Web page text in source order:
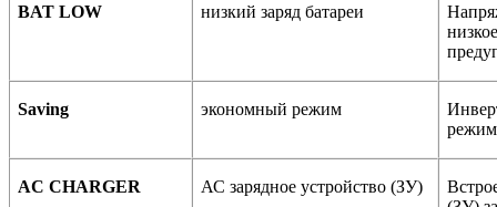
BAT LOW низкий заряд батареи
Saving экономный режим
AC CHARGER АС зарядное устройство (ЗУ)